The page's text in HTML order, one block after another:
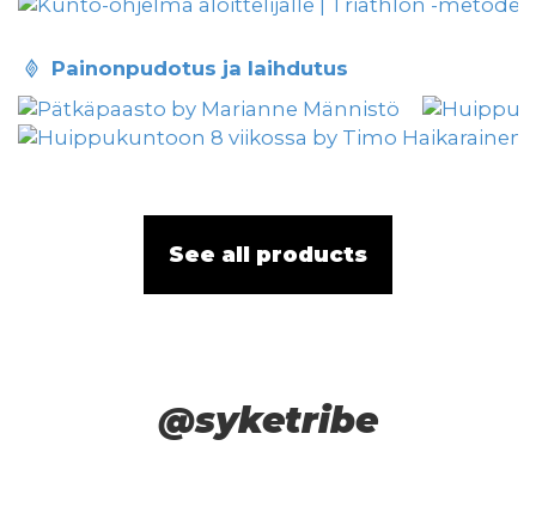
painonpudotus ja laihdutus
See all products
@syketribe